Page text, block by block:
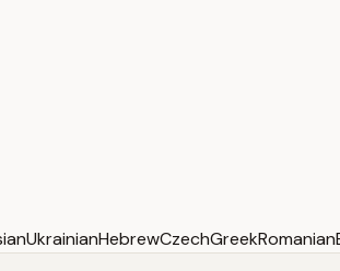
UkrainianHebrewCzechGreekRomanian